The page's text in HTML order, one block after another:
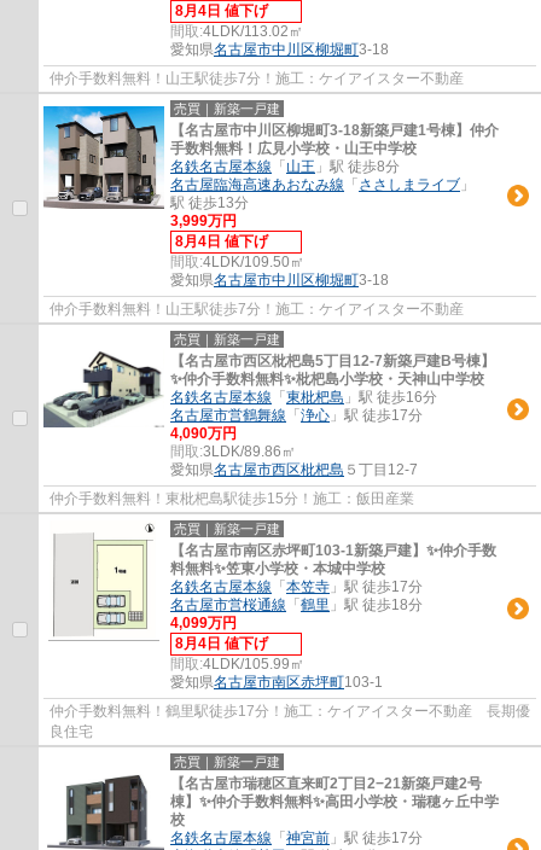
8月4日 値下げ
間取:4LDK/113.02㎡
愛知県名古屋市中川区柳堀町3-18
仲介手数料無料！山王駅徒歩7分！施工：ケイアイスター不動産
売買｜新築一戸建
【名古屋市中川区柳堀町3‐18新築戸建1号棟】仲介
手数料無料！広見小学校・山王中学校
名鉄名古屋本線 「 山王 」駅 徒歩8分
名古屋臨海高速あおなみ線 「 ささしまライブ 」
駅 徒歩13分
3,999万円
8月4日 値下げ
間取:4LDK/109.50㎡
愛知県名古屋市中川区柳堀町3-18
仲介手数料無料！山王駅徒歩7分！施工：ケイアイスター不動産
売買｜新築一戸建
【名古屋市西区枇杷島5丁目12-7新築戸建B号棟】
✨️仲介手数料無料✨️枇杷島小学校・天神山中学校
名鉄名古屋本線 「 東枇杷島 」駅 徒歩16分
名古屋市営鶴舞線 「 浄心 」駅 徒歩17分
4,090万円
間取:3LDK/89.86㎡
愛知県名古屋市西区枇杷島 ５丁目12-7
仲介手数料無料！東枇杷島駅徒歩15分！施工：飯田産業
売買｜新築一戸建
【名古屋市南区赤坪町103-1新築戸建】✨️仲介手数
料無料✨️笠東小学校・本城中学校
名鉄名古屋本線 「 本笠寺 」駅 徒歩17分
名古屋市営桜通線 「 鶴里 」駅 徒歩18分
4,099万円
8月4日 値下げ
間取:4LDK/105.99㎡
愛知県名古屋市南区赤坪町103-1
仲介手数料無料！鶴里駅徒歩17分！施工：ケイアイスター不動産 長期優
良住宅
売買｜新築一戸建
【名古屋市瑞穂区直来町2丁目2−21新築戸建2号
棟】✨️仲介手数料無料✨️高田小学校・瑞穂ヶ丘中学
校
名鉄名古屋本線 「 神宮前 」駅 徒歩17分